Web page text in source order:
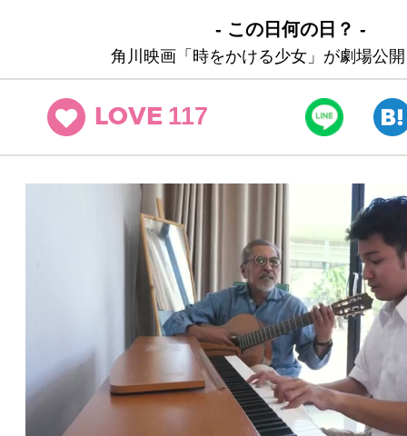
- この日何の日？ -
角川映画「時をかける少女」が劇場公
LOVE 117